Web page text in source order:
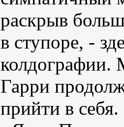
раскрыв
в ступоре, -
колдографии.
Гарри
прийти в себя.